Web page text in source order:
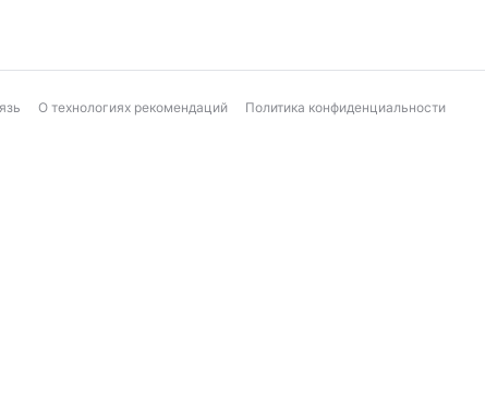
О технологиях рекомендаций Политика конфиденциальности